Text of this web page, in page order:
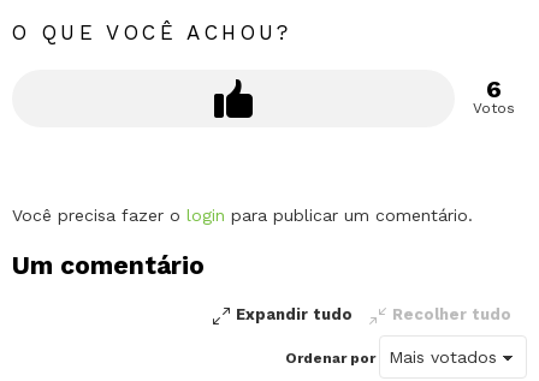
O QUE VOCÊ ACHOU?
6
Votos
Deixe
comentário
Você precisa fazer o login para publicar um comentário.
Um comentário
Expandir tudo Recolher tudo
Ordenar por